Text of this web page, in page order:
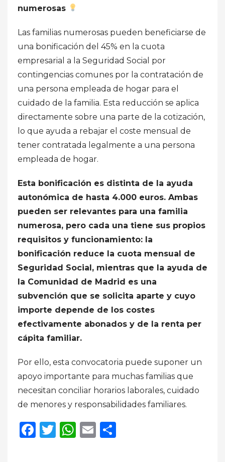
numerosas
Las familias numerosas pueden beneficiarse de
una bonificación del 45% en la cuota
empresarial a la Seguridad Social por
contingencias comunes por la contratación de
una persona empleada de hogar para el
cuidado de la familia. Esta reducción se aplica
directamente sobre una parte de la cotización,
lo que ayuda a rebajar el coste mensual de
tener contratada legalmente a una persona
empleada de hogar.
Esta bonificación es distinta de la ayuda
autonómica de hasta 4.000 euros. Ambas
pueden ser relevantes para una familia
numerosa, pero cada una tiene sus propios
requisitos y funcionamiento: la
bonificación reduce la cuota mensual de
Seguridad Social, mientras que la ayuda de
la Comunidad de Madrid es una
subvención que se solicita aparte y cuyo
importe depende de los costes
efectivamente abonados y de la renta per
cápita familiar.
Por ello, esta convocatoria puede suponer un
apoyo importante para muchas familias que
necesitan conciliar horarios laborales, cuidado
de menores y responsabilidades familiares.
Facebook
Twitter
WhatsApp
Email